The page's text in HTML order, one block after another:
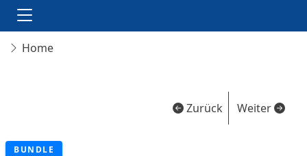
Home
Zurück Weiter
BUNDLE